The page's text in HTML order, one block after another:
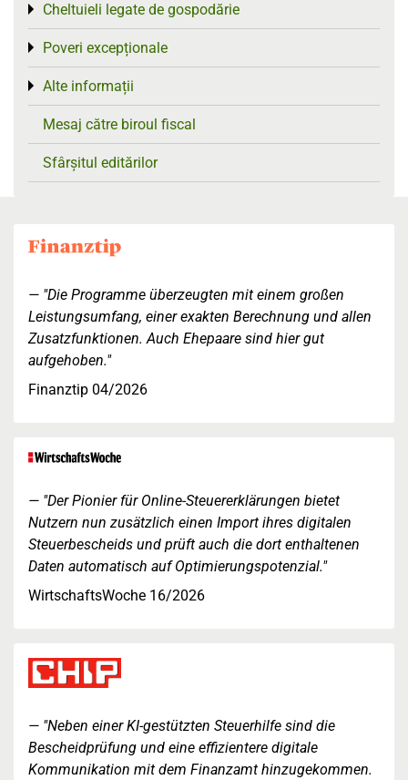
Cheltuieli legate de gospodărie
Toggle menu
Poveri excepționale
Toggle menu
Alte informații
Toggle menu
Mesaj către biroul fiscal
Sfârșitul editărilor
"Die Programme überzeugten mit einem großen
Leistungsumfang, einer exakten Berechnung und allen
Zusatzfunktionen. Auch Ehepaare sind hier gut
aufgehoben."
Finanztip 04/2026
"Der Pionier für Online-Steuererklärungen bietet
Nutzern nun zusätzlich einen Import ihres digitalen
Steuerbescheids und prüft auch die dort enthaltenen
Daten automatisch auf Optimierungspotenzial."
WirtschaftsWoche 16/2026
"Neben einer KI-gestützten Steuerhilfe sind die
Bescheidprüfung und eine effizientere digitale
Kommunikation mit dem Finanzamt hinzugekommen.